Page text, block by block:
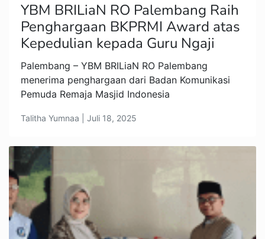
YBM BRILiaN RO Palembang Raih
Penghargaan BKPRMI Award atas
Kepedulian kepada Guru Ngaji
Palembang – YBM BRILiaN RO Palembang
menerima penghargaan dari Badan Komunikasi
Pemuda Remaja Masjid Indonesia
Talitha Yumnaa | Juli 18, 2025